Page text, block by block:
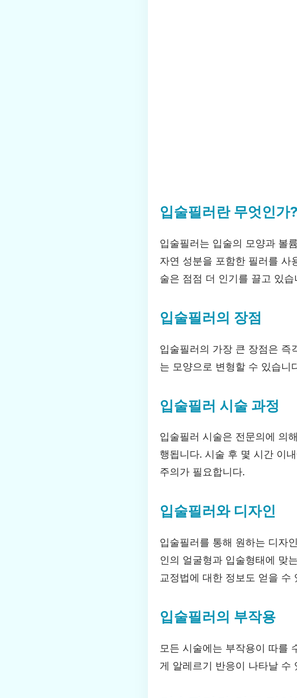
입술필러란 무엇인가?
입술필러는 입술의 모양과 볼
자연 성분을 포함한 필러를 사
술은 점점 더 인기를 끌고 있습
입술필러의 장점
입술필러의 가장 큰 장점은 즉
는 모양으로 변형할 수 있습니
입술필러 시술 과정
입술필러 시술은 전문의에 의
행됩니다. 시술 후 몇 시간 이
주의가 필요합니다.
입술필러와 디자인
입술필러를 통해 원하는 디자
인의 얼굴형과 입술형태에 맞
교정법에 대한 정보도 얻을 수
입술필러의 부작용
모든 시술에는 부작용이 따를
게 알레르기 반응이 나타날 수